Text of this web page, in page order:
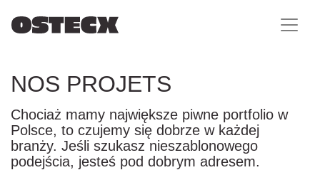
NOS PROJETS
Chociaż mamy największe piwne portfolio w
Polsce, to czujemy się dobrze w każdej
branży. Jeśli szukasz nieszablonowego
podejścia, jesteś pod dobrym adresem.